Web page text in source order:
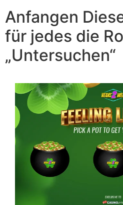
Anfangen
für jedes die
„Untersuchen“